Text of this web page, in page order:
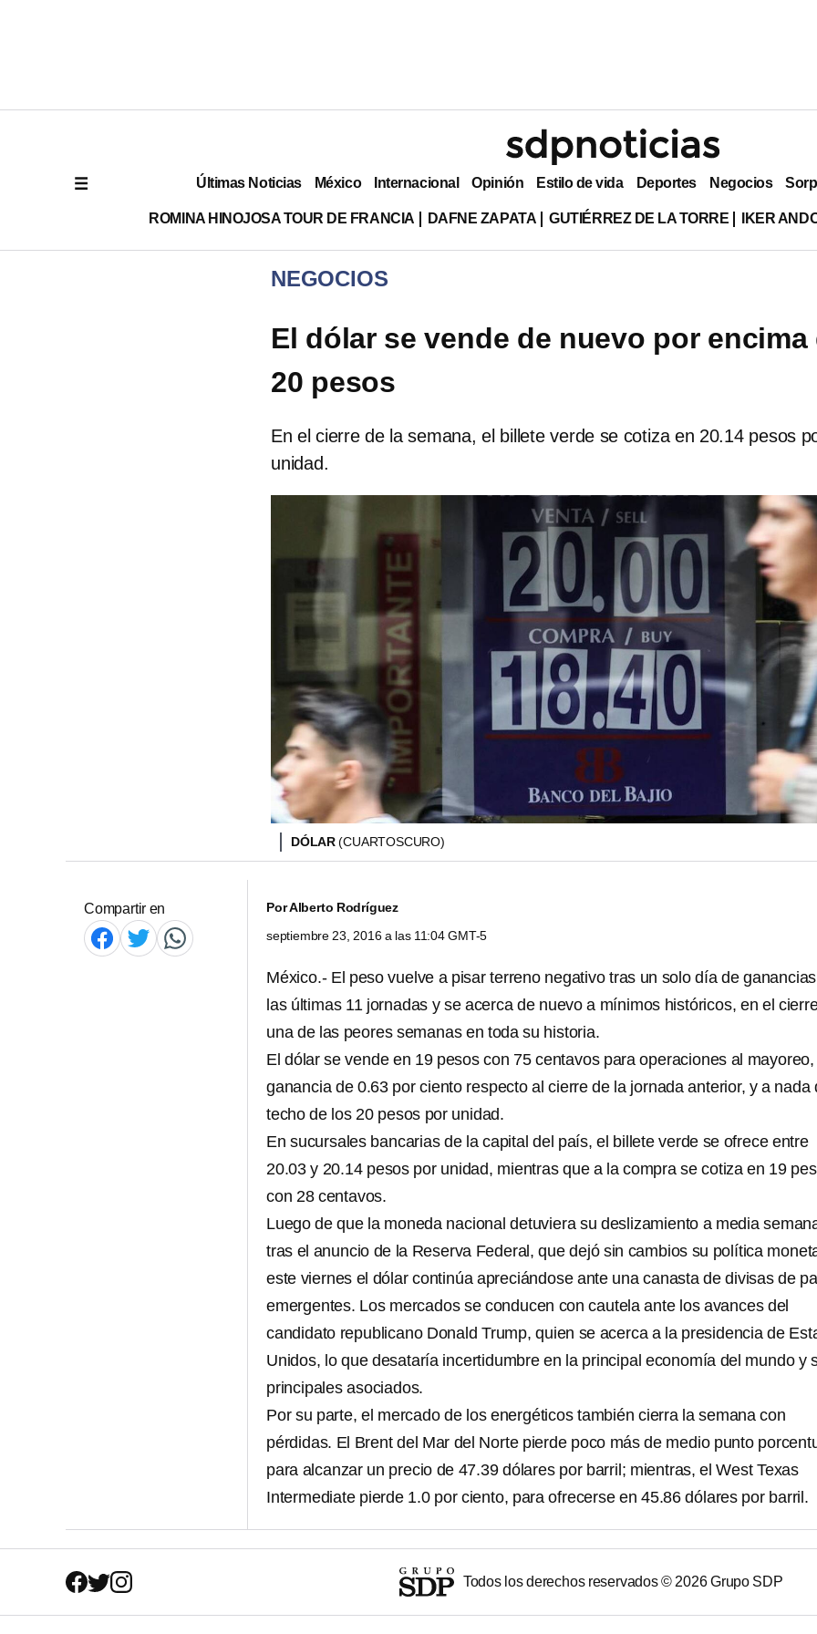
Últimas Noticias México Internacional Opinión Estilo de vida Deportes Negocios
ROMINA HINOJOSA TOUR DE FRANCIA DAFNE ZAPATA GUTIÉRREZ DE LA TORRE IKER
NEGOCIOS
El dólar se vende de nuevo por encima
20 pesos
En el cierre de la semana, el billete verde se cotiza en 20.14 pesos
unidad.
DÓLAR(CUARTOSCURO)
Compartir en PorAlberto Rodríguez
septiembre 23, 2016 a las 11:04 GMT-5
México.- El peso vuelve a pisar terreno negativo tras un solo día de
las últimas 11 jornadas y se acerca de nuevo a mínimos históricos, en el
una de las peores semanas en toda su historia.
El dólar se vende en 19 pesos con 75 centavos para operaciones al
ganancia de 0.63 por ciento respecto al cierre de la jornada anterior, y a nada
techo de los 20 pesos por unidad.
En sucursales bancarias de la capital del país, el billete verde se ofrece entre
20.03 y 20.14 pesos por unidad, mientras que a la compra se cotiza en 19
con 28 centavos.
Luego de que la moneda nacional detuviera su deslizamiento a media
tras el anuncio de la Reserva Federal, que dejó sin cambios su política
este viernes el dólar continúa apreciándose ante una canasta de divisas de
emergentes. Los mercados se conducen con cautela ante los avances del
candidato republicano Donald Trump, quien se acerca a la presidencia de
Unidos, lo que desataría incertidumbre en la principal economía del mundo y
principales asociados.
Por su parte, el mercado de los energéticos también cierra la semana con
pérdidas. El Brent del Mar del Norte pierde poco más de medio punto
para alcanzar un precio de 47.39 dólares por barril; mientras, el West Texas
Intermediate pierde 1.0 por ciento, para ofrecerse en 45.86 dólares por barril.
Todos los derechos reservados © 2026Grupo SDP